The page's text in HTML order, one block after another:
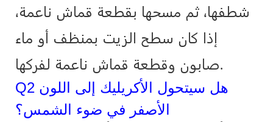
شطفها، ثم مسحها بقطعة قماش ناعمة،
إذا كان سطح الزيت بمنظف أو ماء
صابون وقطعة قماش ناعمة لفركها.
Q2 هل سيتحول الأكريليك إلى اللون
الأصفر في ضوء الشمس؟